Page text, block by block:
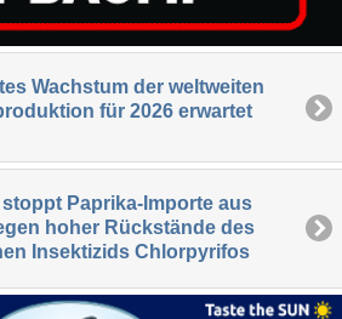
Wachstum der weltweiten
für 2026 erwartet
Paprika-Importe aus
hoher Rückstände des
Insektizids Chlorpyrifos